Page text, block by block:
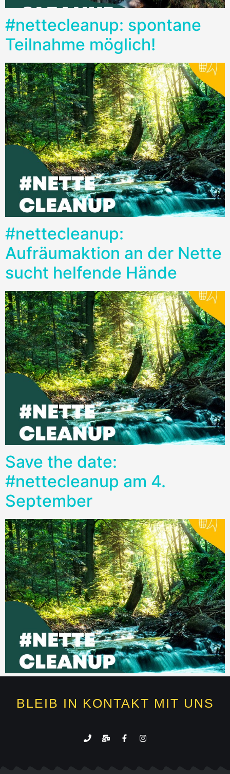
#nettecleanup: spontane
Teilnahme möglich!
#nettecleanup:
Aufräumaktion an der Nette
sucht helfende Hände
Save the date:
#nettecleanup am 4.
September
BLEIB IN KONTAKT MIT UNS